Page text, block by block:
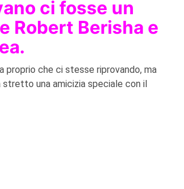
ci fosse un
Robert Berisha e
proprio che ci stesse riprovando, ma
stretto una amicizia speciale con il